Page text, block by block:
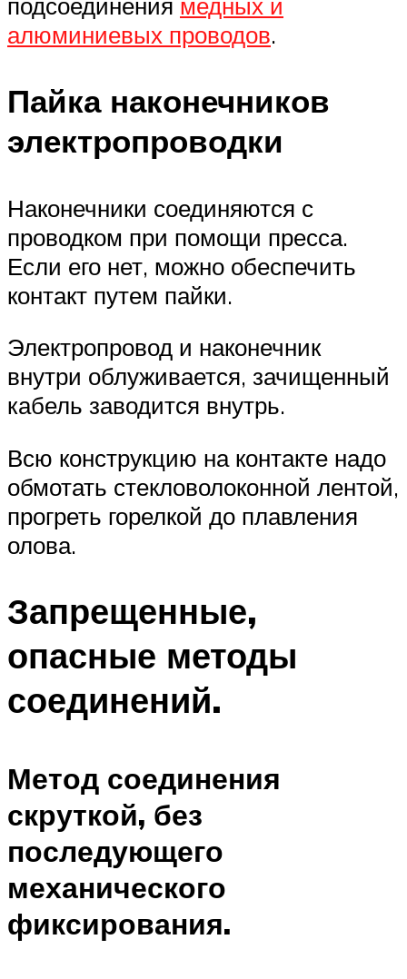
алюминиевых проводов.
Пайка наконечников
электропроводки
Наконечники соединяются с
проводком при помощи пресса.
Если его нет, можно обеспечить
контакт путем пайки.
Электропровод и наконечник
внутри облуживается, зачищенный
кабель заводится внутрь.
Всю конструкцию на контакте надо
обмотать стекловолоконной лентой,
прогреть горелкой до плавления
олова.
Запрещенные,
опасные методы
соединений.
Метод соединения
скруткой, без
последующего
механического
фиксирования.